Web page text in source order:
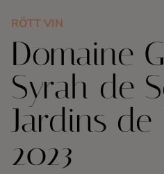
Rom
Shots
Tequila
RÖTT VIN
Domaine
Syrah de
Jardins de
2023